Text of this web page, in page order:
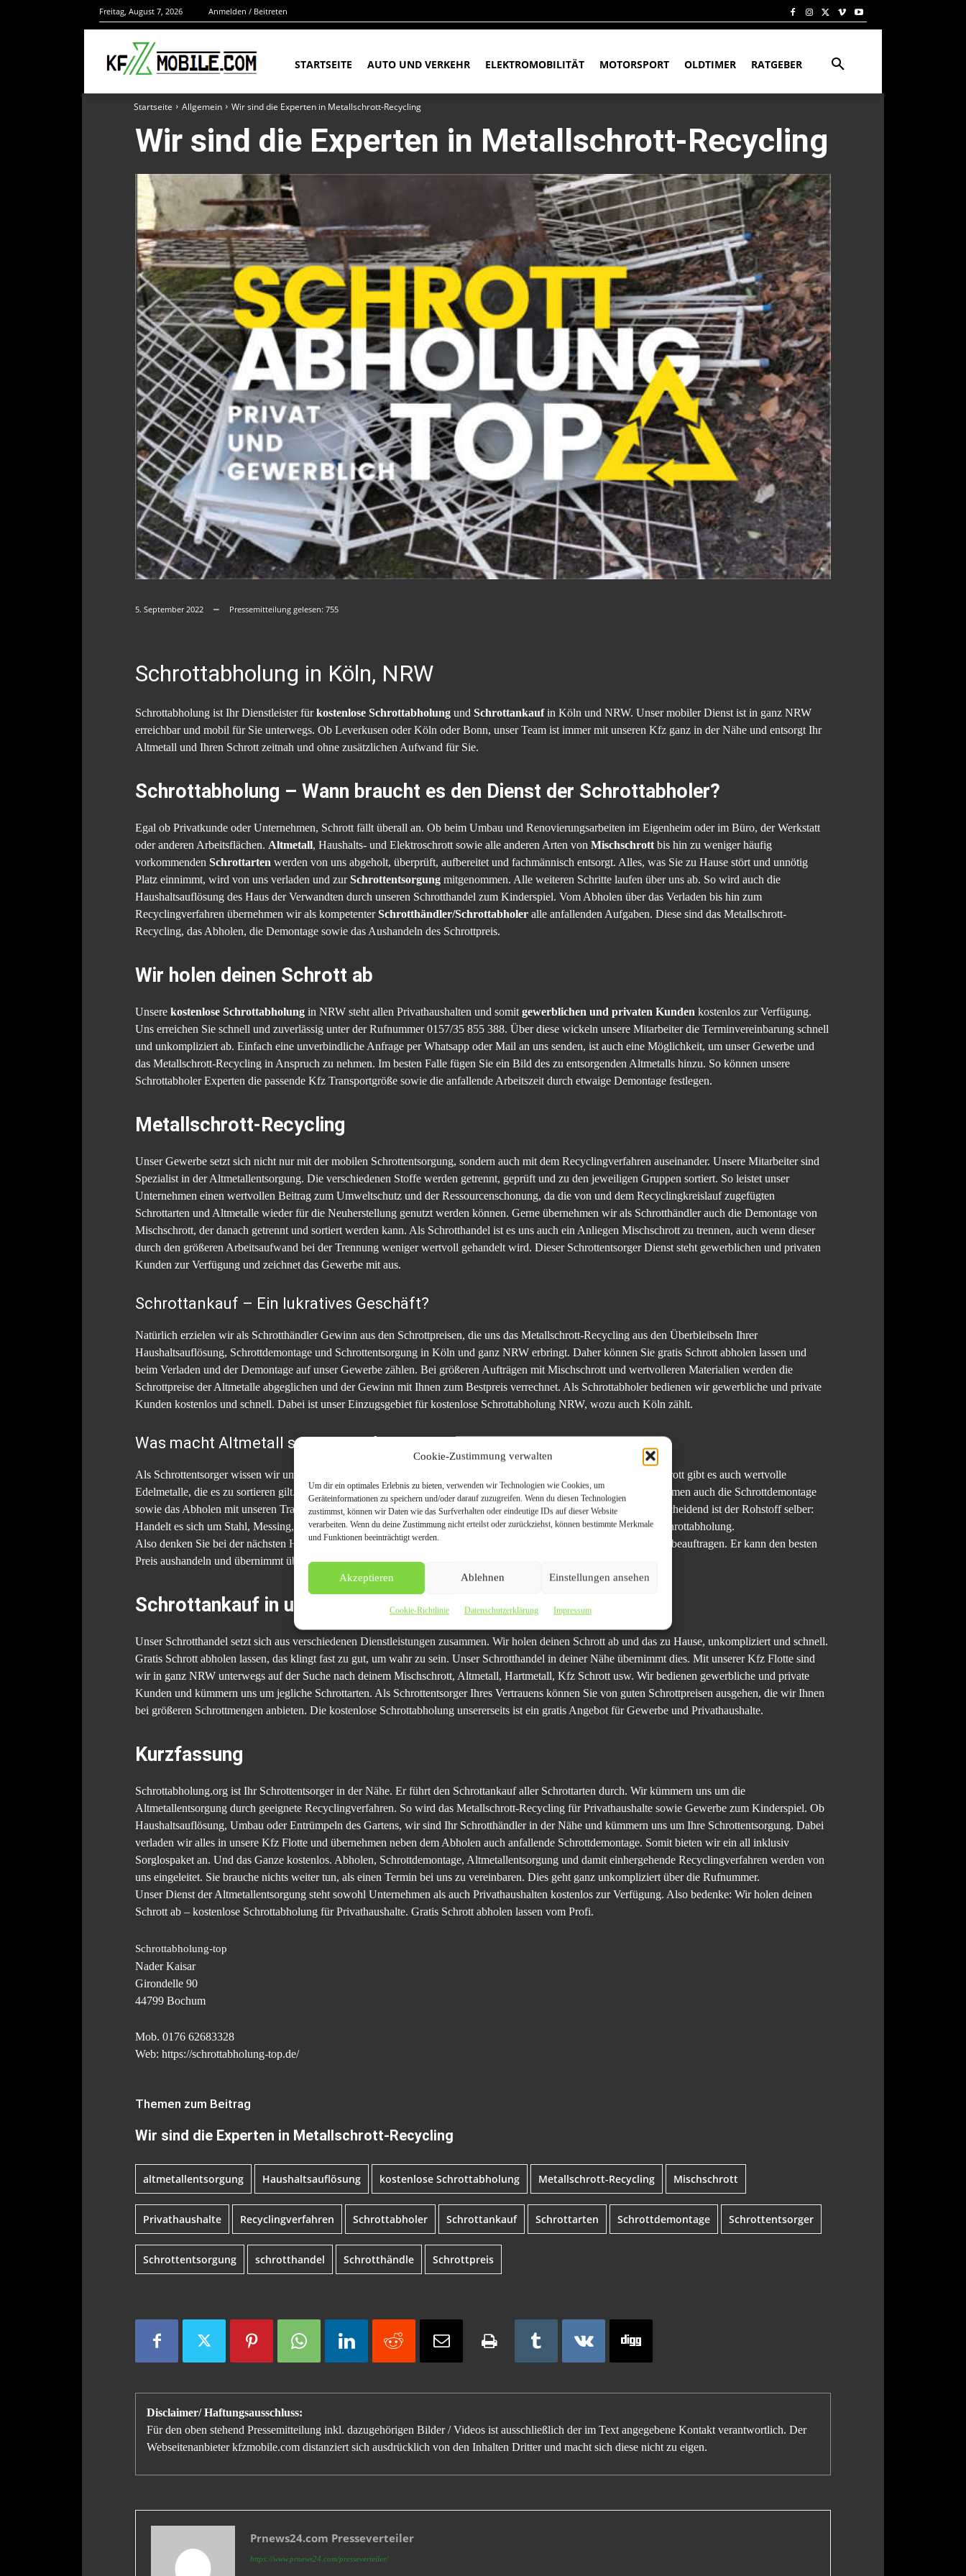
Cookie-Zustimmung verwalten
Um dir ein optimales Erlebnis zu bieten, verwenden wir Technologien wie Cookies, um
Geräteinformationen zu speichern und/oder darauf zuzugreifen. Wenn du diesen Technologien
zustimmst, können wir Daten wie das Surfverhalten oder eindeutige IDs auf dieser Website
verarbeiten. Wenn du deine Zustimmung nicht erteilst oder zurückziehst, können bestimmte Merkmale
und Funktionen beeinträchtigt werden.
Akzeptieren Ablehnen Einstellungen ansehen
Cookie-Richtlinie Datenschutzerklärung Impressum
Freitag, August 7, 2026 Anmelden / Beitreten
STARTSEITE AUTO UND VERKEHR ELEKTROMOBILITÄT MOTORSPORT OLDTIMER RATGEBER
Startseite Allgemein Wir sind die Experten in Metallschrott-Recycling
Wir sind die Experten in Metallschrott-Recycling
5. September 2022 Pressemitteilung gelesen: 755
Schrottabholung in Köln, NRW
Schrottabholung ist Ihr Dienstleister fürkostenlose Schrottabholung und Schrottankaufin Köln und NRW. Unser mobiler Dienst ist in ganz NRW
erreichbar und mobil für Sie unterwegs. Ob Leverkusen oder Köln oder Bonn, unser Team ist immer mit unseren Kfz ganz in der Nähe und entsorgt Ihr
Altmetall und Ihren Schrott zeitnah und ohne zusätzlichen Aufwand für Sie.
Schrottabholung – Wann braucht es den Dienst der Schrottabholer?
Egal ob Privatkunde oder Unternehmen, Schrott fällt überall an. Ob beim Umbau und Renovierungsarbeiten im Eigenheim oder im Büro, der Werkstatt
oder anderen Arbeitsflächen. Altmetall, Haushalts- und Elektroschrott sowie alle anderen Arten von Mischschrottbis hin zu weniger häufig
vorkommenden Schrottarten werden von uns abgeholt, überprüft, aufbereitet und fachmännisch entsorgt. Alles, was Sie zu Hause stört und unnötig
Platz einnimmt, wird von uns verladen und zurSchrottentsorgung mitgenommen. Alle weiteren Schritte laufen über uns ab. So wird auch die
Haushaltsauflösung des Haus der Verwandten durch unseren Schrotthandel zum Kinderspiel. Vom Abholen über das Verladen bis hin zum
Recyclingverfahren übernehmen wir als kompetenterSchrotthändler/Schrottabholer alle anfallenden Aufgaben. Diese sind das Metallschrott-
Recycling, das Abholen, die Demontage sowie das Aushandeln des Schrottpreis.
Wir holen deinen Schrott ab
Unsere kostenlose Schrottabholung in NRW steht allen Privathaushalten und somitgewerblichen und privaten Kunden kostenlos zur Verfügung.
Uns erreichen Sie schnell und zuverlässig unter der Rufnummer 0157/35 855 388. Über diese wickeln unsere Mitarbeiter die Terminvereinbarung schnell
und unkompliziert ab. Einfach eine unverbindliche Anfrage per Whatsapp oder Mail an uns senden, ist auch eine Möglichkeit, um unser Gewerbe und
das Metallschrott-Recycling in Anspruch zu nehmen. Im besten Falle fügen Sie ein Bild des zu entsorgenden Altmetalls hinzu. So können unsere
Schrottabholer Experten die passende Kfz Transportgröße sowie die anfallende Arbeitszeit durch etwaige Demontage festlegen.
Metallschrott-Recycling
Unser Gewerbe setzt sich nicht nur mit der mobilen Schrottentsorgung, sondern auch mit dem Recyclingverfahren auseinander. Unsere Mitarbeiter sind
Spezialist in der Altmetallentsorgung. Die verschiedenen Stoffe werden getrennt, geprüft und zu den jeweiligen Gruppen sortiert. So leistet unser
Unternehmen einen wertvollen Beitrag zum Umweltschutz und der Ressourcenschonung, da die von und dem Recyclingkreislauf zugefügten
Schrottarten und Altmetalle wieder für die Neuherstellung genutzt werden können. Gerne übernehmen wir als Schrotthändler auch die Demontage von
Mischschrott, der danach getrennt und sortiert werden kann. Als Schrotthandel ist es uns auch ein Anliegen Mischschrott zu trennen, auch wenn dieser
durch den größeren Arbeitsaufwand bei der Trennung weniger wertvoll gehandelt wird. Dieser Schrottentsorger Dienst steht gewerblichen und privaten
Kunden zur Verfügung und zeichnet das Gewerbe mit aus.
Schrottankauf – Ein lukratives Geschäft?
Natürlich erzielen wir als Schrotthändler Gewinn aus den Schrottpreisen, die uns das Metallschrott-Recycling aus den Überbleibseln Ihrer
Haushaltsauflösung, Schrottdemontage und Schrottentsorgung in Köln und ganz NRW erbringt. Daher können Sie gratis Schrott abholen lassen und
beim Verladen und der Demontage auf unser Gewerbe zählen. Bei größeren Aufträgen mit Mischschrott und wertvolleren Materialien werden die
Schrottpreise der Altmetalle abgeglichen und der Gewinn mit Ihnen zum Bestpreis verrechnet. Als Schrottabholer bedienen wir gewerbliche und private
Kunden kostenlos und schnell. Dabei ist unser Einzugsgebiet für kostenlose Schrottabholung NRW, wozu auch Köln zählt.
Was macht Altmetall so wertvoll für das Metallschrott-Recycling?
Als Schrottentsorger wissen wir um den Wertstoff, das enthaltene Metall in Müll der Privathaushalte. Neben Mischschrott gibt es auch wertvolle
Edelmetalle, die es zu sortieren gilt. Daher bieten wir als Schrottabholer an: Gratis Schrott abholen lassen. Wir übernehmen auch die Schrottdemontage
sowie das Abholen mit unseren Transportern, um die Wertstoffe wieder dem Kreislauf zufügen zu können. Dabei entscheidend ist der Rohstoff selber:
Handelt es sich um Stahl, Messing, Aluminium oder Kupfer? Ganz egal, was es ist, wir nehmen es zur kostenlosen Schrottabholung.
Also denken Sie bei der nächsten Haushaltsauflösung daran, den Schrottabholer Ihres Vertrauens mit dem Abholen zu beauftragen. Er kann den besten
Preis aushandeln und übernimmt überdies das Entfernen und Recyclen der Abfälle.
Schrottankauf in und um Köln
Unser Schrotthandel setzt sich aus verschiedenen Dienstleistungen zusammen. Wir holen deinen Schrott ab und das zu Hause, unkompliziert und schnell.
Gratis Schrott abholen lassen, das klingt fast zu gut, um wahr zu sein. Unser Schrotthandel in deiner Nähe übernimmt dies. Mit unserer Kfz Flotte sind
wir in ganz NRW unterwegs auf der Suche nach deinem Mischschrott, Altmetall, Hartmetall, Kfz Schrott usw. Wir bedienen gewerbliche und private
Kunden und kümmern uns um jegliche Schrottarten. Als Schrottentsorger Ihres Vertrauens können Sie von guten Schrottpreisen ausgehen, die wir Ihnen
bei größeren Schrottmengen anbieten. Die kostenlose Schrottabholung unsererseits ist ein gratis Angebot für Gewerbe und Privathaushalte.
Kurzfassung
Schrottabholung.org ist Ihr Schrottentsorger in der Nähe. Er führt den Schrottankauf aller Schrottarten durch. Wir kümmern uns um die
Altmetallentsorgung durch geeignete Recyclingverfahren. So wird das Metallschrott-Recycling für Privathaushalte sowie Gewerbe zum Kinderspiel. Ob
Haushaltsauflösung, Umbau oder Entrümpeln des Gartens, wir sind Ihr Schrotthändler in der Nähe und kümmern uns um Ihre Schrottentsorgung. Dabei
verladen wir alles in unsere Kfz Flotte und übernehmen neben dem Abholen auch anfallende Schrottdemontage. Somit bieten wir ein all inklusiv
Sorglospaket an. Und das Ganze kostenlos. Abholen, Schrottdemontage, Altmetallentsorgung und damit einhergehende Recyclingverfahren werden von
uns eingeleitet. Sie brauche nichts weiter tun, als einen Termin bei uns zu vereinbaren. Dies geht ganz unkompliziert über die Rufnummer.
Unser Dienst der Altmetallentsorgung steht sowohl Unternehmen als auch Privathaushalten kostenlos zur Verfügung. Also bedenke: Wir holen deinen
Schrott ab – kostenlose Schrottabholung für Privathaushalte. Gratis Schrott abholen lassen vom Profi.
Schrottabholung-top
Nader Kaisar
Girondelle 90
44799 Bochum
Mob. 0176 62683328
Web: https://schrottabholung-top.de/
Themen zum Beitrag
Wir sind die Experten in Metallschrott-Recycling
altmetallentsorgung Haushaltsauflösung kostenlose Schrottabholung Metallschrott-Recycling Mischschrott
Privathaushalte Recyclingverfahren Schrottabholer Schrottankauf Schrottarten Schrottdemontage Schrottentsorger
Schrottentsorgung schrotthandel Schrotthändle Schrottpreis
Disclaimer/ Haftungsausschluss:
Für den oben stehend Pressemitteilung inkl. dazugehörigen Bilder / Videos ist ausschließlich der im Text angegebene Kontakt verantwortlich. Der
Webseitenanbieter kfzmobile.com distanziert sich ausdrücklich von den Inhalten Dritter und macht sich diese nicht zu eigen.
Prnews24.com Presseverteiler
https://www.prnews24.com/presseverteiler/